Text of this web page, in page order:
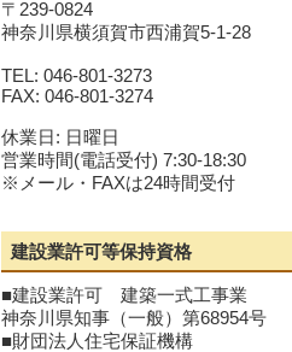
〒239-0824
神奈川県横須賀市西浦賀5-1-28
TEL: 046-801-3273
FAX: 046-801-3274
休業日: 日曜日
営業時間(電話受付) 7:30-18:30
※メール・FAXは24時間受付
建設業許可等保持資格
■建設業許可 建築一式工事業
神奈川県知事（一般）第68954号
■財団法人住宅保証機構